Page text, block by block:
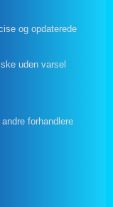
og opdaterede
uden varsel
forhandlere